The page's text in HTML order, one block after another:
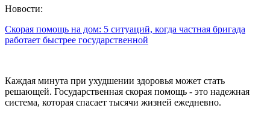
Новости:
Скорая помощь на дом: 5 ситуаций, когда частная бригада
работает быстрее государственной
Каждая минута при ухудшении здоровья может стать
решающей. Государственная скорая помощь - это надежная
система, которая спасает тысячи жизней ежедневно.